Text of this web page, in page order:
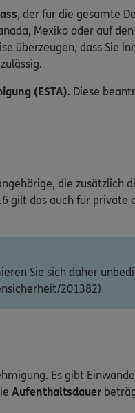
, der für die gesamte
Mexiko oder auf
überzeugen, dass
(ESTA). Diese
die
gilt das auch für
Sie sich daher
201382)
Es gibt
Aufenthaltsdauer